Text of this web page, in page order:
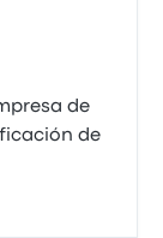
de
de